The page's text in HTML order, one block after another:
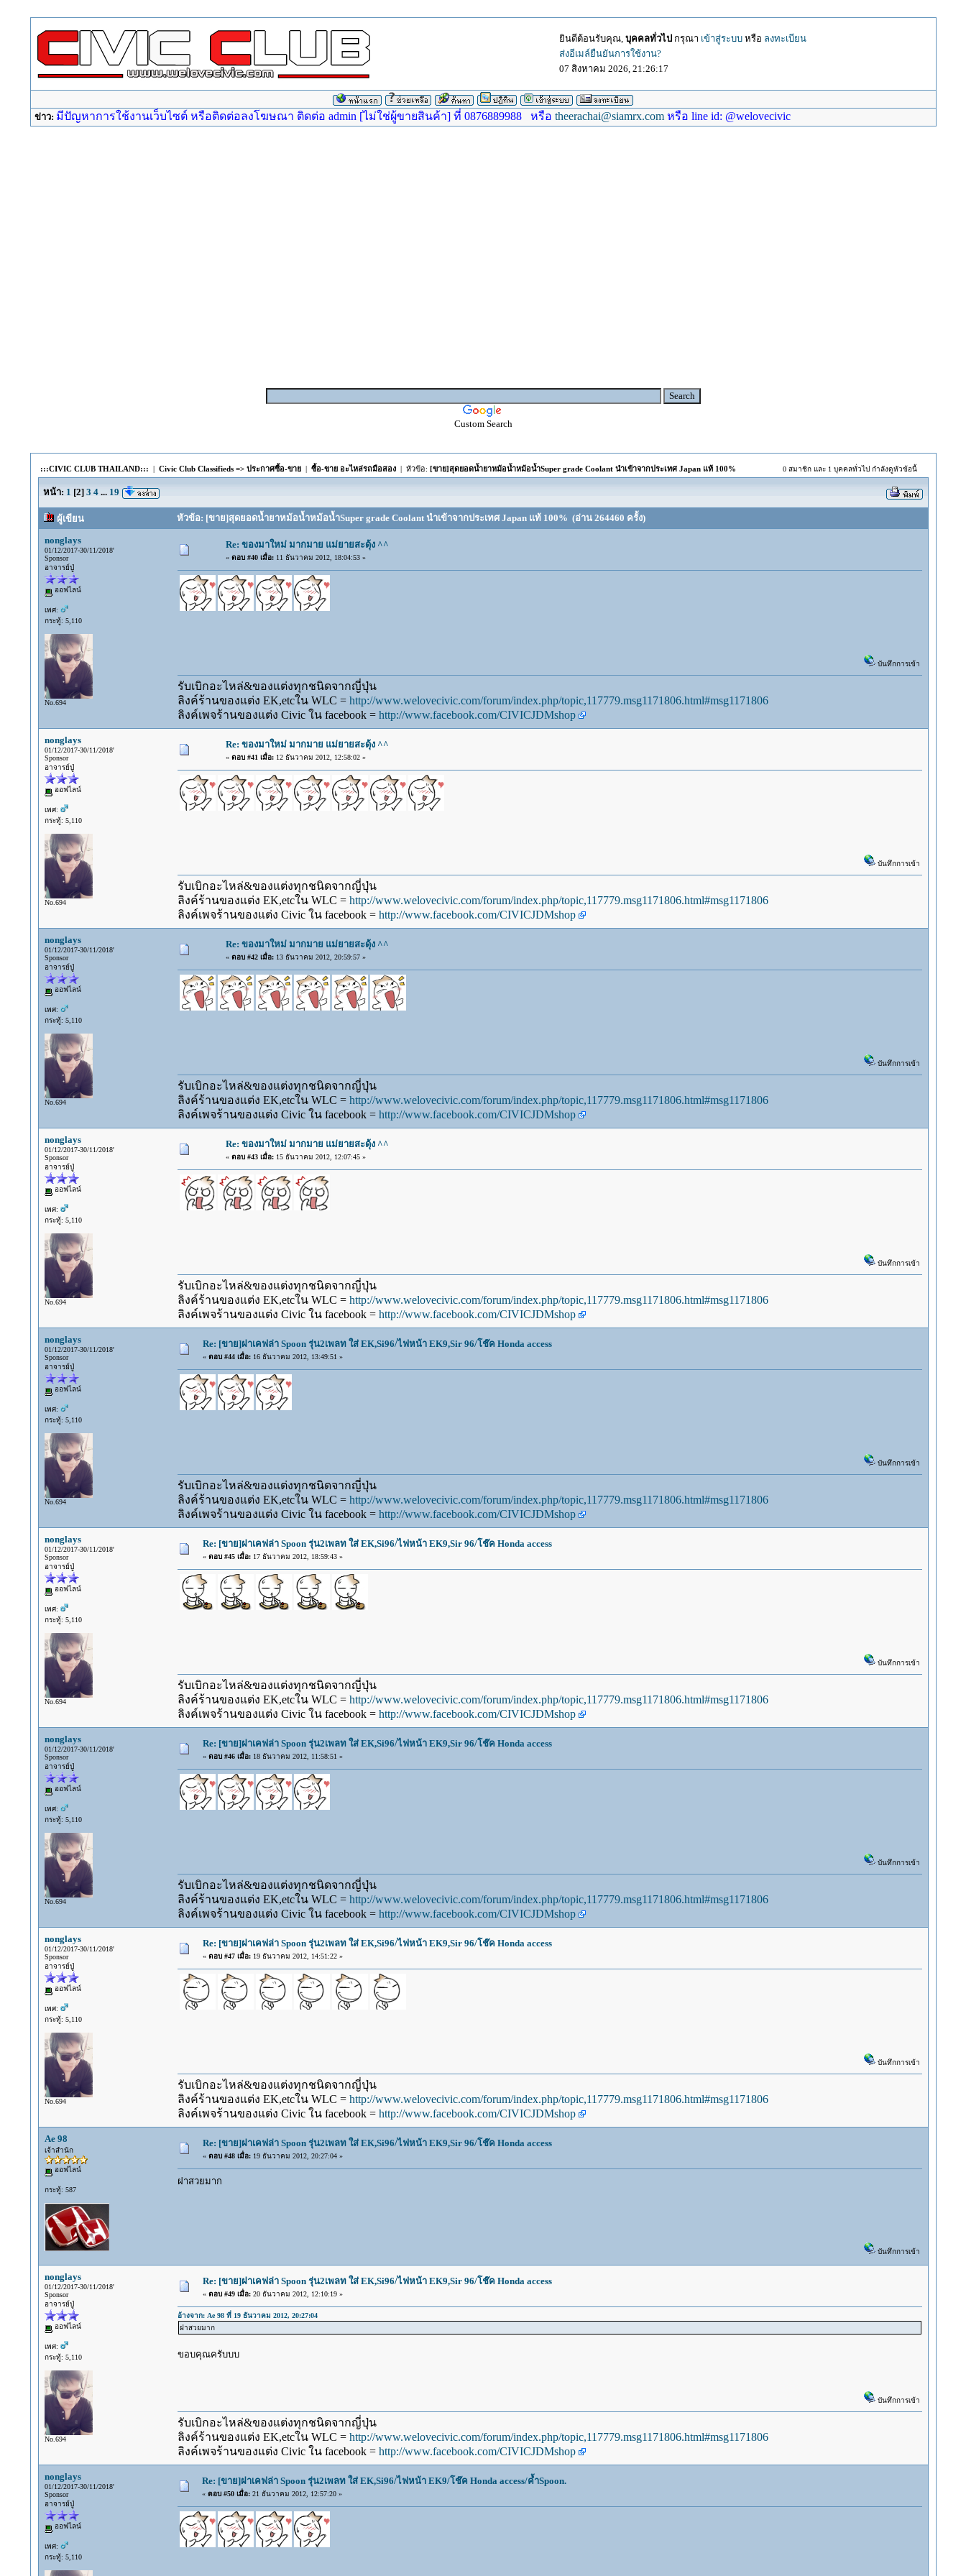
ยินดีต้อนรับคุณ, บุคคลทั่วไป กรุณา เข้าสู่ระบบหรือ ลงทะเบียน
ส่งอีเมล์ยืนยันการใช้งาน?
07 สิงหาคม 2026, 21:26:17
ข่าว: มีปัญหาการใช้งานเว็บไซต์ หรือติดต่อลงโฆษณา ติดต่อ admin [ไม่ใช่ผู้ขายสินค้า] ที่ 0876889988 หรือtheerachai@siamrx.com หรือ line id: @welovecivic
Custom Search
:::CIVIC CLUB THAILAND::: | Civic Club Classifieds => ประกาศซื้อ-ขาย| ซื้อ-ขาย อะไหล่รถมือสอง| หัวข้อ: [ขาย]สุดยอดน้ำยาหม้อน้ำหม้อน้ำSuper grade Coolant นำเข้าจากประเทศ Japan แท้ 100% 0 สมาชิก และ 1 บุคคลทั่วไป กำลังดูหัวข้อนี้
หน้า: 1 [2] 3 4 ... 19
ผู้เขียน หัวข้อ: [ขาย]สุดยอดน้ำยาหม้อน้ำหม้อน้ำSuper grade Coolant นำเข้าจากประเทศ Japan แท้ 100% (อ่าน 264460 ครั้ง)
nonglays
01/12/2017-30/11/2018'
Sponsor
อาจารย์ปู่
ออฟไลน์
เพศ:
กระทู้: 5,110
No.694
Re: ของมาใหม่ มากมาย แม่ยายสะดุ้ง ^^
« ตอบ #40 เมื่อ:11 ธันวาคม 2012, 18:04:53 »
บันทึกการเข้า
รับเบิกอะไหล่&ของแต่งทุกชนิดจากญี่ปุ่น
ลิงค์ร้านของแต่ง EK,etcใน WLC = http://www.welovecivic.com/forum/index.php/topic,117779.msg1171806.html#msg1171806
ลิงค์เพจร้านของแต่ง Civic ใน facebook = http://www.facebook.com/CIVICJDMshop
nonglays
01/12/2017-30/11/2018'
Sponsor
อาจารย์ปู่
ออฟไลน์
เพศ:
กระทู้: 5,110
No.694
Re: ของมาใหม่ มากมาย แม่ยายสะดุ้ง ^^
« ตอบ #41 เมื่อ:12 ธันวาคม 2012, 12:58:02 »
บันทึกการเข้า
รับเบิกอะไหล่&ของแต่งทุกชนิดจากญี่ปุ่น
ลิงค์ร้านของแต่ง EK,etcใน WLC = http://www.welovecivic.com/forum/index.php/topic,117779.msg1171806.html#msg1171806
ลิงค์เพจร้านของแต่ง Civic ใน facebook = http://www.facebook.com/CIVICJDMshop
nonglays
01/12/2017-30/11/2018'
Sponsor
อาจารย์ปู่
ออฟไลน์
เพศ:
กระทู้: 5,110
No.694
Re: ของมาใหม่ มากมาย แม่ยายสะดุ้ง ^^
« ตอบ #42 เมื่อ:13 ธันวาคม 2012, 20:59:57 »
บันทึกการเข้า
รับเบิกอะไหล่&ของแต่งทุกชนิดจากญี่ปุ่น
ลิงค์ร้านของแต่ง EK,etcใน WLC = http://www.welovecivic.com/forum/index.php/topic,117779.msg1171806.html#msg1171806
ลิงค์เพจร้านของแต่ง Civic ใน facebook = http://www.facebook.com/CIVICJDMshop
nonglays
01/12/2017-30/11/2018'
Sponsor
อาจารย์ปู่
ออฟไลน์
เพศ:
กระทู้: 5,110
No.694
Re: ของมาใหม่ มากมาย แม่ยายสะดุ้ง ^^
« ตอบ #43 เมื่อ:15 ธันวาคม 2012, 12:07:45 »
บันทึกการเข้า
รับเบิกอะไหล่&ของแต่งทุกชนิดจากญี่ปุ่น
ลิงค์ร้านของแต่ง EK,etcใน WLC = http://www.welovecivic.com/forum/index.php/topic,117779.msg1171806.html#msg1171806
ลิงค์เพจร้านของแต่ง Civic ใน facebook = http://www.facebook.com/CIVICJDMshop
nonglays
01/12/2017-30/11/2018'
Sponsor
อาจารย์ปู่
ออฟไลน์
เพศ:
กระทู้: 5,110
No.694
Re: [ขาย]ฝาเคฟล่า Spoon รุ่น2เพลท ใส่ EK,Si96/ไฟหน้า EK9,Sir 96/โช๊ค Honda access
« ตอบ #44 เมื่อ:16 ธันวาคม 2012, 13:49:51 »
บันทึกการเข้า
รับเบิกอะไหล่&ของแต่งทุกชนิดจากญี่ปุ่น
ลิงค์ร้านของแต่ง EK,etcใน WLC = http://www.welovecivic.com/forum/index.php/topic,117779.msg1171806.html#msg1171806
ลิงค์เพจร้านของแต่ง Civic ใน facebook = http://www.facebook.com/CIVICJDMshop
nonglays
01/12/2017-30/11/2018'
Sponsor
อาจารย์ปู่
ออฟไลน์
เพศ:
กระทู้: 5,110
No.694
Re: [ขาย]ฝาเคฟล่า Spoon รุ่น2เพลท ใส่ EK,Si96/ไฟหน้า EK9,Sir 96/โช๊ค Honda access
« ตอบ #45 เมื่อ:17 ธันวาคม 2012, 18:59:43 »
บันทึกการเข้า
รับเบิกอะไหล่&ของแต่งทุกชนิดจากญี่ปุ่น
ลิงค์ร้านของแต่ง EK,etcใน WLC = http://www.welovecivic.com/forum/index.php/topic,117779.msg1171806.html#msg1171806
ลิงค์เพจร้านของแต่ง Civic ใน facebook = http://www.facebook.com/CIVICJDMshop
nonglays
01/12/2017-30/11/2018'
Sponsor
อาจารย์ปู่
ออฟไลน์
เพศ:
กระทู้: 5,110
No.694
Re: [ขาย]ฝาเคฟล่า Spoon รุ่น2เพลท ใส่ EK,Si96/ไฟหน้า EK9,Sir 96/โช๊ค Honda access
« ตอบ #46 เมื่อ:18 ธันวาคม 2012, 11:58:51 »
บันทึกการเข้า
รับเบิกอะไหล่&ของแต่งทุกชนิดจากญี่ปุ่น
ลิงค์ร้านของแต่ง EK,etcใน WLC = http://www.welovecivic.com/forum/index.php/topic,117779.msg1171806.html#msg1171806
ลิงค์เพจร้านของแต่ง Civic ใน facebook = http://www.facebook.com/CIVICJDMshop
nonglays
01/12/2017-30/11/2018'
Sponsor
อาจารย์ปู่
ออฟไลน์
เพศ:
กระทู้: 5,110
No.694
Re: [ขาย]ฝาเคฟล่า Spoon รุ่น2เพลท ใส่ EK,Si96/ไฟหน้า EK9,Sir 96/โช๊ค Honda access
« ตอบ #47 เมื่อ:19 ธันวาคม 2012, 14:51:22 »
บันทึกการเข้า
รับเบิกอะไหล่&ของแต่งทุกชนิดจากญี่ปุ่น
ลิงค์ร้านของแต่ง EK,etcใน WLC = http://www.welovecivic.com/forum/index.php/topic,117779.msg1171806.html#msg1171806
ลิงค์เพจร้านของแต่ง Civic ใน facebook = http://www.facebook.com/CIVICJDMshop
Ae 98
เจ้าสำนัก
ออฟไลน์
กระทู้: 587
Re: [ขาย]ฝาเคฟล่า Spoon รุ่น2เพลท ใส่ EK,Si96/ไฟหน้า EK9,Sir 96/โช๊ค Honda access
« ตอบ #48 เมื่อ:19 ธันวาคม 2012, 20:27:04 »
ฝาสวยมาก
บันทึกการเข้า
nonglays
01/12/2017-30/11/2018'
Sponsor
อาจารย์ปู่
ออฟไลน์
เพศ:
กระทู้: 5,110
No.694
Re: [ขาย]ฝาเคฟล่า Spoon รุ่น2เพลท ใส่ EK,Si96/ไฟหน้า EK9,Sir 96/โช๊ค Honda access
« ตอบ #49 เมื่อ:20 ธันวาคม 2012, 12:10:19 »
อ้างจาก: Ae 98 ที่ 19 ธันวาคม 2012, 20:27:04
ฝาสวยมาก
ขอบคุณครับบบ
บันทึกการเข้า
รับเบิกอะไหล่&ของแต่งทุกชนิดจากญี่ปุ่น
ลิงค์ร้านของแต่ง EK,etcใน WLC = http://www.welovecivic.com/forum/index.php/topic,117779.msg1171806.html#msg1171806
ลิงค์เพจร้านของแต่ง Civic ใน facebook = http://www.facebook.com/CIVICJDMshop
nonglays
01/12/2017-30/11/2018'
Sponsor
อาจารย์ปู่
ออฟไลน์
เพศ:
กระทู้: 5,110
Re: [ขาย]ฝาเคฟล่า Spoon รุ่น2เพลท ใส่ EK,Si96/ไฟหน้า EK9/โช๊ค Honda access/ค้ำSpoon.
« ตอบ #50 เมื่อ:21 ธันวาคม 2012, 12:57:20 »